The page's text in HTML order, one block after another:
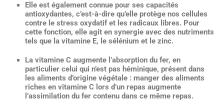
Elle est également connue pour ses capacités
antioxydantes, c’est-à-dire qu’elle protège nos cellules
contre le stress oxydatif et les radicaux libres. Pour
cette fonction, elle agit en synergie avec des nutriments
tels que la vitamine E, le sélénium et le zinc.
La vitamine C augmente l’absorption du fer, en
particulier celui qui n’est pas héminique, présent dans
les aliments d’origine végétale : manger des aliments
riches en vitamine C lors d’un repas augmente
l’assimilation du fer contenu dans ce même repas.